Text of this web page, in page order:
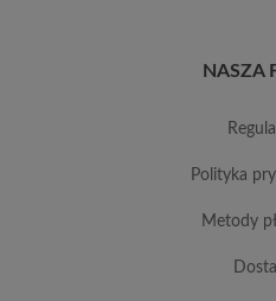
NASZA
polityka
metody